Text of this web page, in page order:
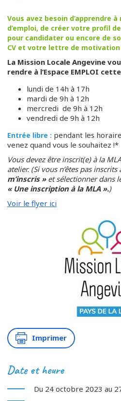
Vous avez besoin d’apprendre
d’emploi, de créer votre profil
pour candidater ou encore de
CV et votre lettre de motivation
La Mission Locale Angevine
rendre à l’Espace EMPLOI
lundi de 14h à 17h
mardi de 9h à 12h
mercredi de 9h à 12h
vendredi de 9h à 12h
Entrée libre : pendant les
venez quand vous le souhaitez !*
Vous devez être inscrit(e) à la
atelier. (Si vous n’êtes pas
m’inscris »et sélectionner dans
« Une inscription à la MLA ».)
Voir le flyer ici
Imprimer
Date et heure
Du 24 octobre 2023 au